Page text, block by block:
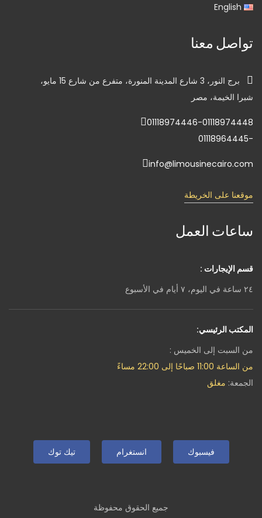
English
تواصل معنا
برج النور، 3 شارع المدينة المنورة، متفرع من شارع 15 مايو،
شبرا الخيمة، مصر
01118974446-01118974448
-01118964445
info@limousinecairo.com
موقعنا على الخريطة
ساعات العمل
قسم الإيجارات :
٢٤ ساعة في اليوم، ٧ أيام في الأسبوع
المكتب الرئيسي:
من السبت إلى الخميس :
من الساعة 11:00 صباحًا إلى 22:00 مساءً
الجمعة: مغلق
فيسبوك انستغرام تيك توك
جميع الحقوق محفوظة